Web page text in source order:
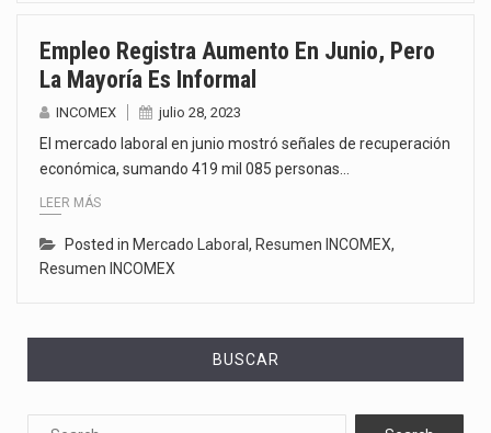
Empleo Registra Aumento En Junio, Pero
La Mayoría Es Informal
INCOMEX julio 28, 2023
El mercado laboral en junio mostró señales de recuperación
económica, sumando 419 mil 085 personas…
LEER MÁS
Posted in Mercado Laboral , Resumen INCOMEX,
Resumen INCOMEX
BUSCAR